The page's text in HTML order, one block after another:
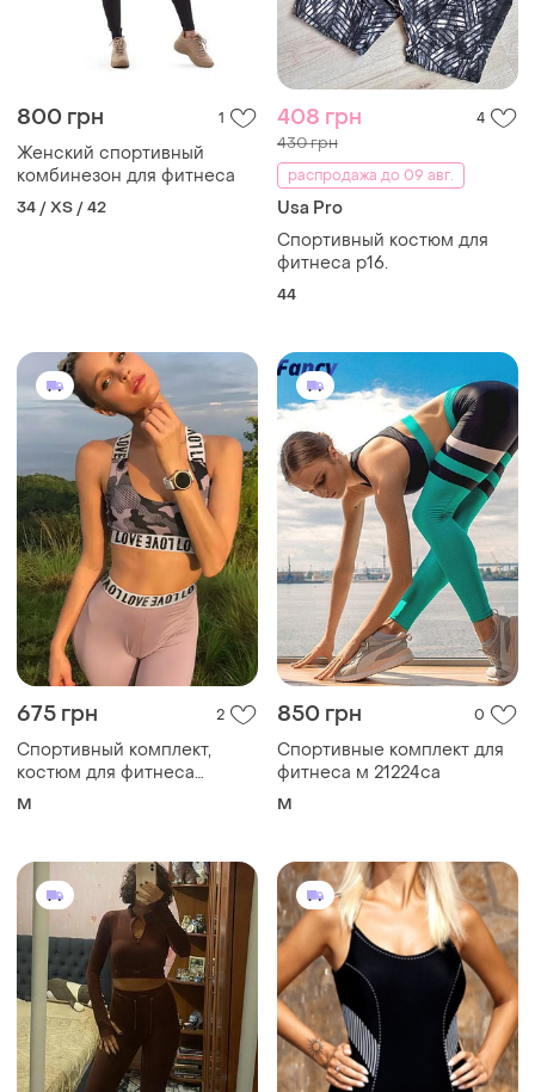
800 грн 1
Женский спортивный
комбинезон для фитнеса
34 / XS / 42
408 грн 4
430 грн
распродажа до 09 авг.
Usa Pro
Спортивный костюм для
фитнеса р16.
44
675 грн 2
Спортивный комплект,
костюм для фитнеса
21222са
M
850 грн 0
Спортивные комплект для
фитнеса м 21224са
M